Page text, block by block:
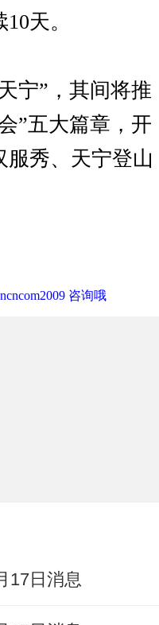
天。
宁”，其间将推
”五大篇章，开
服秀、天宁登山
咨询哦
17日消息